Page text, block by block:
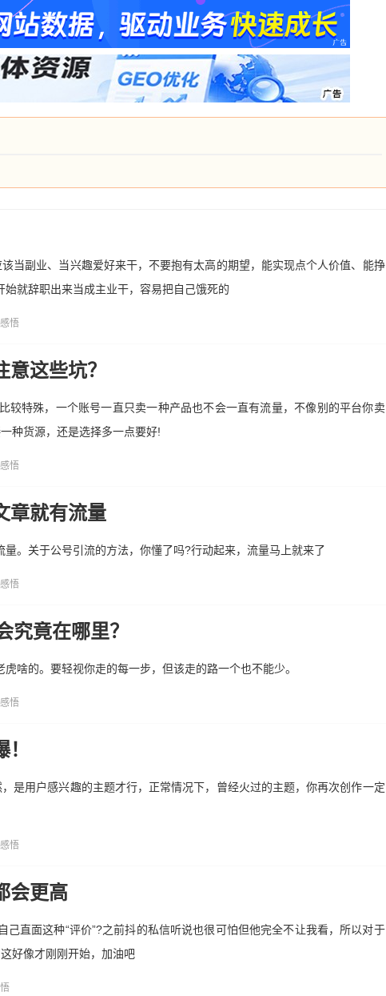
当副业、当兴趣爱好来干，不要抱有太高的期望，能实现点个人价值、能挣
就辞职出来当成主业干，容易把自己饿死的
悟
这些坑？
较特殊，一个账号一直只卖一种产品也不会一直有流量，不像别的平台你卖
种货源，还是选择多一点要好!
悟
章就有流量
。关于公号引流的方法，你懂了吗?行动起来，流量马上就来了
悟
究竟在哪里？
啥的。要轻视你走的每一步，但该走的路一个也不能少。
悟
是用户感兴趣的主题才行，正常情况下，曾经火过的主题，你再次创作一定
悟
会更高
直面这种“评价”?之前抖的私信听说也很可怕但他完全不让我看，所以对于
好像才刚刚开始，加油吧